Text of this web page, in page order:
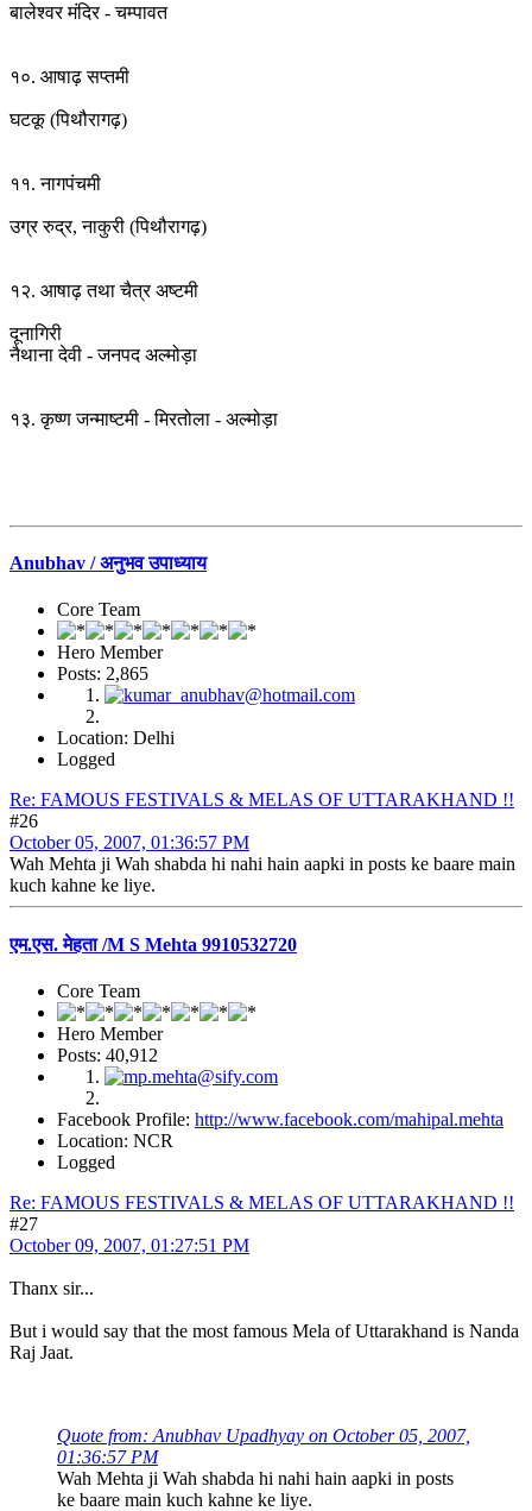
बालेश्वर मंदिर - चम्पावत
१०. आषाढ़ सप्तमी
घटकू (पिथौरागढ़)
११. नागपंचमी
उग्र रुद्र, नाकुरी (पिथौरागढ़)
१२. आषाढ़ तथा चैत्र अष्टमी
दूनागिरी
नैथाना देवी - जनपद अल्मोड़ा
१३. कृष्ण जन्माष्टमी - मिरतोला - अल्मोड़ा
Anubhav / अनुभव उपाध्याय
Core Team
Hero Member
Posts: 2,865
Location: Delhi
Logged
Re: FAMOUS FESTIVALS & MELAS OF UTTARAKHAND !!
#26
October 05, 2007, 01:36:57 PM
Wah Mehta ji Wah shabda hi nahi hain aapki in posts ke baare main
kuch kahne ke liye.
एम.एस. मेहता /M S Mehta 9910532720
Core Team
Hero Member
Posts: 40,912
Facebook Profile: http://www.facebook.com/mahipal.mehta
Location: NCR
Logged
Re: FAMOUS FESTIVALS & MELAS OF UTTARAKHAND !!
#27
October 09, 2007, 01:27:51 PM
Thanx sir...
But i would say that the most famous Mela of Uttarakhand is Nanda
Raj Jaat.
Quote from: Anubhav Upadhyay on October 05, 2007,
01:36:57 PM
Wah Mehta ji Wah shabda hi nahi hain aapki in posts
ke baare main kuch kahne ke liye.